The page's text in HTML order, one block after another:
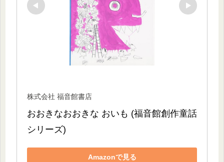
株式会社 福音館書店
おおきなおおきな おいも (福音館創作童話
シリーズ)
Amazonで見る